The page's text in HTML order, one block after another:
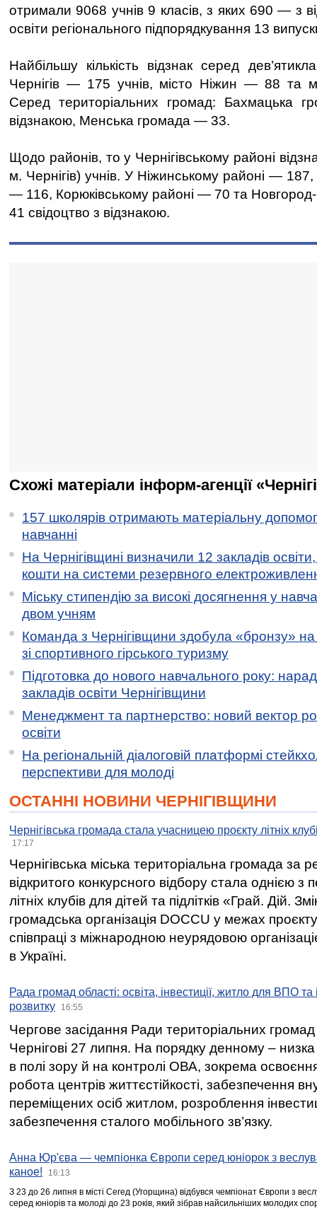
отримали 9068 учнів 9 класів, з яких 690 — з
освіти регіонального підпорядкування 13
Найбільшу кількість відзнак серед
Чернігів — 175 учнів, місто Ніжин — 88 та
Серед територіальних громад: Бахмацька
відзнакою, Менська громада — 33.
Щодо районів, то у Чернігівському районі
м. Чернігів) учнів. У Ніжинському районі —
— 116, Корюківському районі — 70 та Новгород-
41 свідоцтво з відзнакою.
Схожі матеріали інформ-агенції
157 школярів отримають матеріальну
навчанні
На Чернігівщині визначили 12 закладів
кошти на системи резервного
Міську стипендію за високі досягнення у
двом учням
Команда з Чернігівщини здобула «бронзу» на
зі спортивного гірського туризму
Підготовка до нового навчального року:
закладів освіти Чернігівщини
Менеджмент та партнерство: новий вектор
освіти
На регіональній діалоговій платформі
перспективи для молоді
ОСТАННІ НОВИНИ ЧЕРНІГІВЩИНИ
Чернігівська громада стала учасницею проєкту літніх
17:17
Чернігівська міська територіальна громада за
відкритого конкурсного відбору стала однією
літніх клубів для дітей та підлітків «Грай. Дій.
громадська організація DOCCU у межах
співпраці з міжнародною неурядовою
в Україні.
Рада громад області: освіта, інвестиції, житло для ВПО
розвитку
16:55
Чергове засідання Ради територіальних громад
Чернігові 27 липня. На порядку денному –
в полі зору й на контролі ОВА, зокрема освоєння
робота центрів життєстійкості, забезпечення
переміщених осіб житлом, розроблення
забезпечення сталого мобільного зв’язку.
Анна Юр'єва — чемпіонка Європи серед юніорок з
каное!
16:13
З 23 до 26 липня в місті Сегед (Угорщина) відбувся чемпіонат Європи з
серед юніорів та молоді до 23 років, який зібрав найсильніших молодих